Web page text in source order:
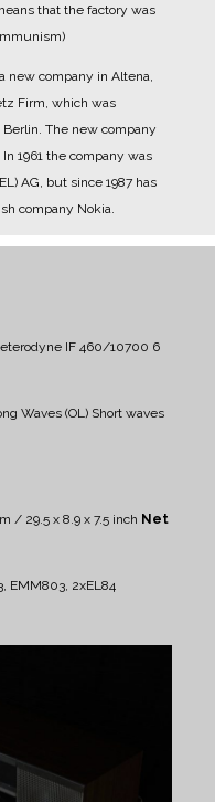
that the factory was
new company in Altena,
Firm, which was
The new company
In 1961 the company was
AG, but since 1987 has
company Nokia.
IF 460/10700 6
Waves (OL) Short waves
/ 29.5 x 8.9 x 7.5 inch Net
EMM803, 2xEL84